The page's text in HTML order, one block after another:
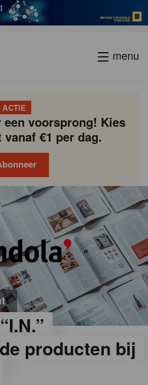
menu
ACTIE
een voorsprong! Kies
€1 per dag.
producten bij